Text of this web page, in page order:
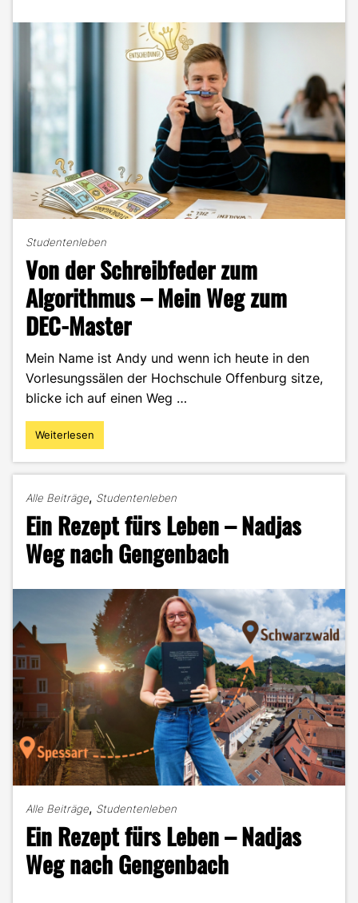
Studentenleben
Von der Schreibfeder zum
Algorithmus – Mein Weg zum
DEC-Master
Mein Name ist Andy und wenn ich heute in den
Vorlesungssälen der Hochschule Offenburg sitze,
blicke ich auf einen Weg …
"Von
der
Algorithmus
–
Mein
Weg
zum
DEC-
Weiterlesen
Alle Beiträge, Studentenleben
Ein Rezept fürs Leben – Nadjas
Weg nach Gengenbach
Alle Beiträge, Studentenleben
Ein Rezept fürs Leben – Nadjas
Weg nach Gengenbach